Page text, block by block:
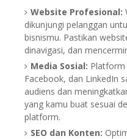
Website Profesional:
dikunjungi pelanggan
bisnismu. Pastikan
dinavigasi, dan
Media Sosial: Platform
Facebook, dan LinkedIn
audiens dan
yang kamu buat sesuai
platform.
SEO dan Konten: